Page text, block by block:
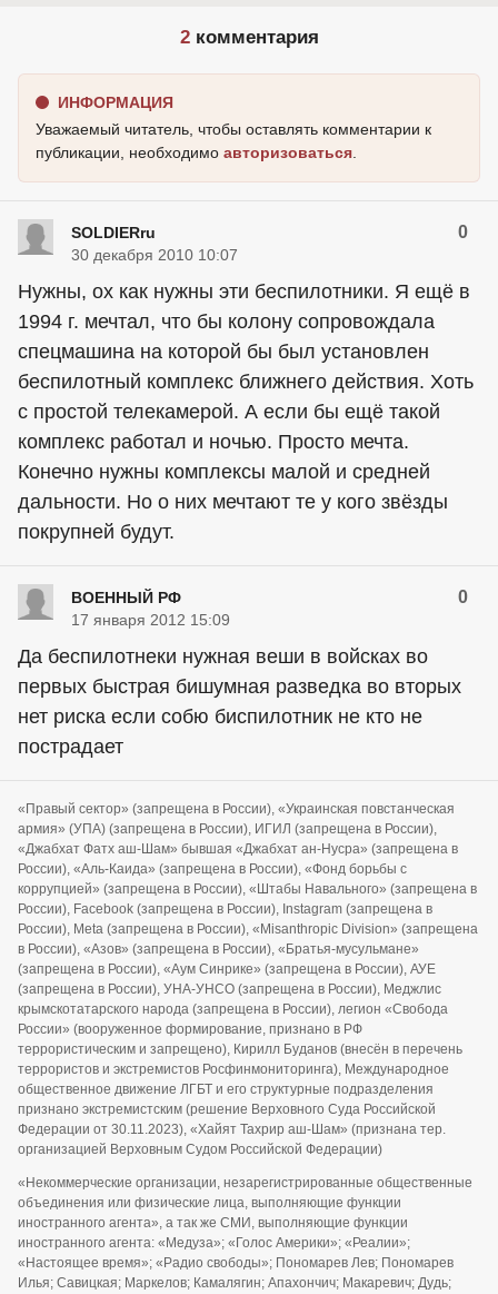
2комментария
ИНФОРМАЦИЯ
Уважаемый читатель, чтобы оставлять комментарии к
публикации, необходимо авторизоваться
SOLDIERru 0
30 декабря 2010 10:07
Нужны, ох как нужны эти беспилотники. Я ещё в
1994 г. мечтал, что бы колону сопровождала
спецмашина на которой бы был установлен
беспилотный комплекс ближнего действия. Хоть
с простой телекамерой. А если бы ещё такой
комплекс работал и ночью. Просто мечта.
Конечно нужны комплексы малой и средней
дальности. Но о них мечтают те у кого звёзды
покрупней будут.
ВОЕННЫЙ РФ 0
17 января 2012 15:09
Да беспилотнеки нужная веши в войсках во
первых быстрая бишумная разведка во вторых
нет риска если собю биспилотник не кто не
пострадает
«Правый сектор» (запрещена в России), «Украинская повстанческая
армия» (УПА) (запрещена в России), ИГИЛ (запрещена в России),
«Джабхат Фатх аш-Шам» бывшая «Джабхат ан-Нусра» (запрещена в
России), «Аль-Каида» (запрещена в России), «Фонд борьбы с
коррупцией» (запрещена в России), «Штабы Навального» (запрещена в
России), Facebook (запрещена в России), Instagram (запрещена в
России), Meta (запрещена в России), «Misanthropic Division» (запрещена
в России), «Азов» (запрещена в России), «Братья-мусульмане»
(запрещена в России), «Аум Синрике» (запрещена в России), АУЕ
(запрещена в России), УНА-УНСО (запрещена в России), Меджлис
крымскотатарского народа (запрещена в России), легион «Свобода
России» (вооруженное формирование, признано в РФ
террористическим и запрещено), Кирилл Буданов (внесён в перечень
террористов и экстремистов Росфинмониторинга), Международное
общественное движение ЛГБТ и его структурные подразделения
признано экстремистским (решение Верховного Суда Российской
Федерации от 30.11.2023), «Хайят Тахрир аш-Шам» (признана тер.
организацией Верховным Судом Российской Федерации)
«Некоммерческие организации, незарегистрированные общественные
объединения или физические лица, выполняющие функции
иностранного агента», а так же СМИ, выполняющие функции
иностранного агента: «Медуза»; «Голос Америки»; «Реалии»;
«Настоящее время»; «Радио свободы»; Пономарев Лев; Пономарев
Илья; Савицкая; Маркелов; Камалягин; Апахончич; Макаревич; Дудь;